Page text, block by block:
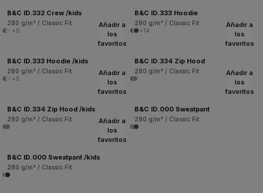
B&C ID.332 Crew /kids
280 g/m² / Classic Fit
+6
B&C ID.333 Hoodie
280 g/m² / Classic Fit
+14
Añadir a
los
favoritos
B&C ID.333 Hoodie /kids
280 g/m² / Classic Fit
+6
Añadir a
los
favoritos
B&C ID.334 Zip Hood
280 g/m² / Classic Fit
Añadir a
los
favoritos
B&C ID.334 Zip Hood /kids
280 g/m² / Classic Fit
Añadir a
los
favoritos
B&C ID.000 Sweatpant
280 g/m² / Classic Fit
Añadir a
los
favoritos
B&C ID.000 Sweatpant /kids
280 g/m² / Classic Fit